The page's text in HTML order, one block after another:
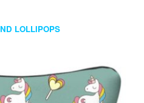
LOLLIPOPS